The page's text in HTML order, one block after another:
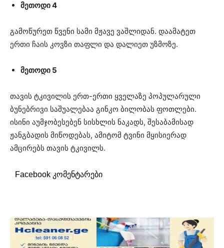
მეთოდი 4
გამოწურეთ წვენი სამი მჟავე ვაშლიდან. დაამატეთ
ერთი ჩაის კოვზი თაფლი და დალიეთ უზმოზე.
მეთოდი 5
თავის ტკივილის ერთ-ერთი ყველაზე პოპულარული
ბუნებრივი საშუალებაა გინკო ბილობას ფოთლები.
ისინი აუმჯობესებენ სისხლის ნაკადს, შესაბამისად
ჟანგბადის მიწოდებას, ამიტომ ტვინი მყისიერად
ამცირებს თავის ტკივილს.
Facebook კომენტარები